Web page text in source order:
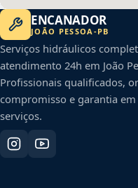
ENCANADOR
JOÃO PESSOA -PB
Serviços hidráulicos
atendimento 24h em João
Profissionais qualificados,
compromisso e garantia
serviços.